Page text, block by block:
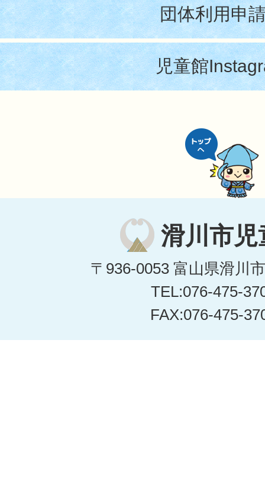
団体利用申
児童館
滑川市児
〒936-0053 富山県滑川
TEL:076-475-
FAX:076-475-